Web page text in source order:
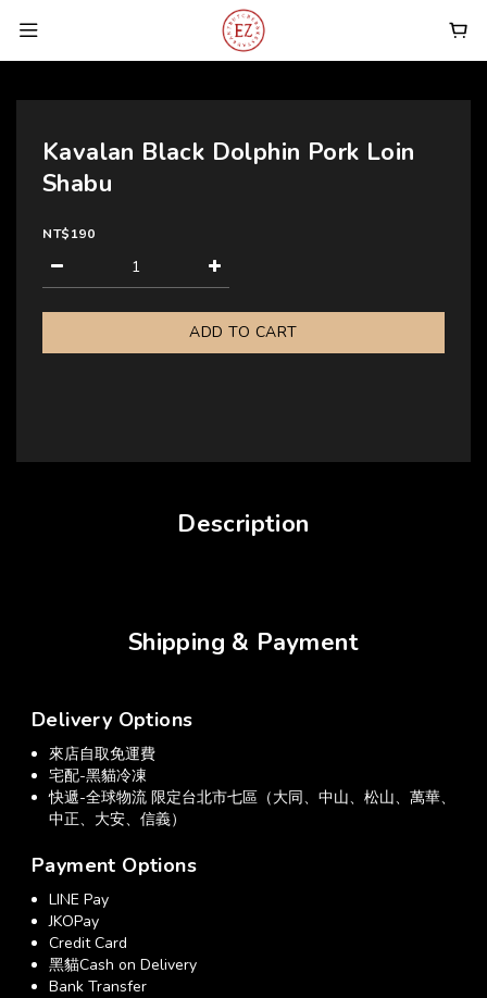
Kavalan Black Dolphin Pork Loin
Shabu
NT$190
ADD TO CART
Description
Shipping & Payment
Delivery Options
來店自取免運費
宅配-黑貓冷凍
快遞-全球物流 限定台北市七區（大同、中山、松山、萬華、
中正、大安、信義）
Payment Options
LINE Pay
JKOPay
Credit Card
黑貓Cash on Delivery
Bank Transfer